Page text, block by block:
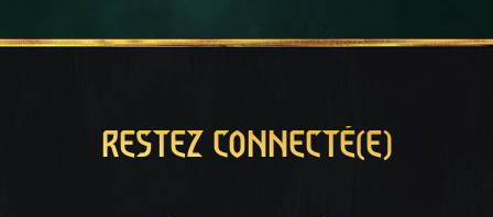
RESTEZ CONNECTÉ(E)